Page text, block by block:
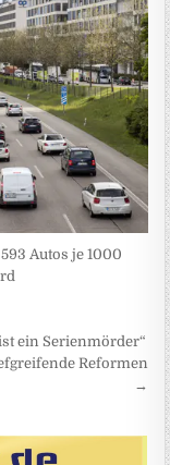
Autos je 1000
ein Serienmörder“
Reformen
→